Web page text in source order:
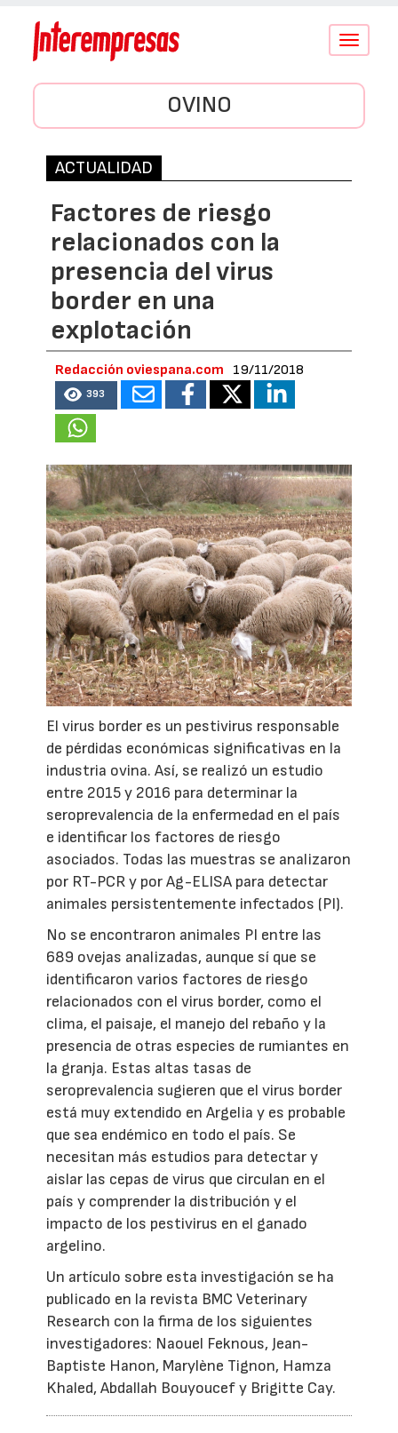
Conmutar
OVINO
ACTUALIDAD
Factores de riesgo
relacionados con la
presencia del virus
border en una
explotación
Redacción oviespana.com 19/11/2018
393
El virus border es un pestivirus responsable
de pérdidas económicas significativas en la
industria ovina. Así, se realizó un estudio
entre 2015 y 2016 para determinar la
seroprevalencia de la enfermedad en el país
e identificar los factores de riesgo
asociados. Todas las muestras se analizaron
por RT-PCR y por Ag-ELISA para detectar
animales persistentemente infectados (PI).
No se encontraron animales PI entre las
689 ovejas analizadas, aunque sí que se
identificaron varios factores de riesgo
relacionados con el virus border, como el
clima, el paisaje, el manejo del rebaño y la
presencia de otras especies de rumiantes en
la granja. Estas altas tasas de
seroprevalencia sugieren que el virus border
está muy extendido en Argelia y es probable
que sea endémico en todo el país. Se
necesitan más estudios para detectar y
aislar las cepas de virus que circulan en el
país y comprender la distribución y el
impacto de los pestivirus en el ganado
argelino.
Un artículo sobre esta investigación se ha
publicado en la revista BMC Veterinary
Research con la firma de los siguientes
investigadores: Naouel Feknous, Jean-
Baptiste Hanon, Marylène Tignon, Hamza
Khaled, Abdallah Bouyoucef y Brigitte Cay.